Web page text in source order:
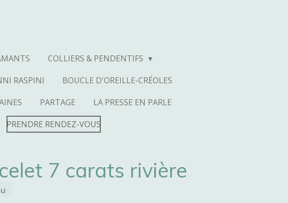
COLLIERS & PENDENTIFS
RASPINI
BOUCLE D'OREILLE-CRÉOLES
PARTAGE
LA PRESSE EN PARLE
PRENDRE RENDEZ-VOUS
7 carats rivière